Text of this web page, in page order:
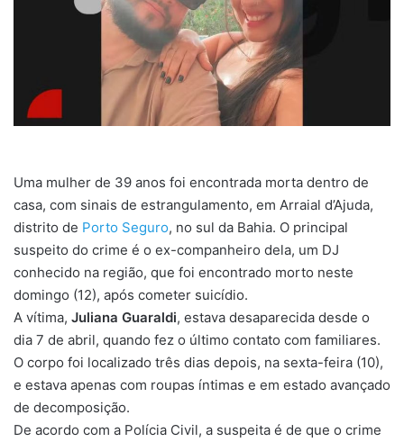
Uma mulher de 39 anos foi encontrada morta dentro de
casa, com sinais de estrangulamento, em Arraial d’Ajuda,
distrito de Porto Seguro, no sul da Bahia. O principal
suspeito do crime é o ex-companheiro dela, um DJ
conhecido na região, que foi encontrado morto neste
domingo (12), após cometer suicídio.
A vítima, Juliana Guaraldi, estava desaparecida desde o
dia 7 de abril, quando fez o último contato com familiares.
O corpo foi localizado três dias depois, na sexta-feira (10),
e estava apenas com roupas íntimas e em estado avançado
de decomposição.
De acordo com a Polícia Civil, a suspeita é de que o crime